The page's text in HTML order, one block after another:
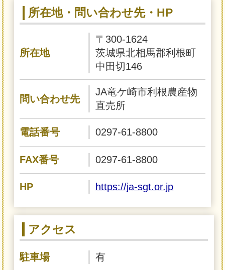
所在地・問い合わせ先・HP
所在地
〒300-1624
茨城県北相馬郡利根町
中田切146
問い合わせ先
JA竜ケ崎市利根農産物
直売所
電話番号 0297-61-8800
FAX番号 0297-61-8800
HP https://ja-sgt.or.jp
アクセス
駐車場 有